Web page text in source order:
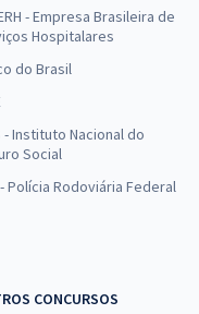
- Empresa Brasileira de
Hospitalares
do Brasil
- Instituto Nacional do
Social
- Polícia Rodoviária Federal
CONCURSOS